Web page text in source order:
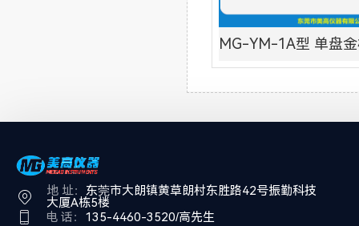
MG-YM-1A型 单盘
地 址： 东莞市大朗镇黄草朗村东胜路42号振勤科技
大厦A栋5楼
电 话： 135-4460-3520/高先生